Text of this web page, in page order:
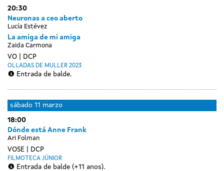
20:30
Neuronas a ceo aberto
Lucía Estévez
La amiga de mi amiga
Zaida Carmona
VO DCP
OLLADAS DE MULLER 2023
Entrada de balde.
sábado 11 marzo
18:00
Dónde está Anne Frank
Ari Folman
VOSE DCP
FILMOTECA JÚNIOR
Entrada de balde (+11 anos).